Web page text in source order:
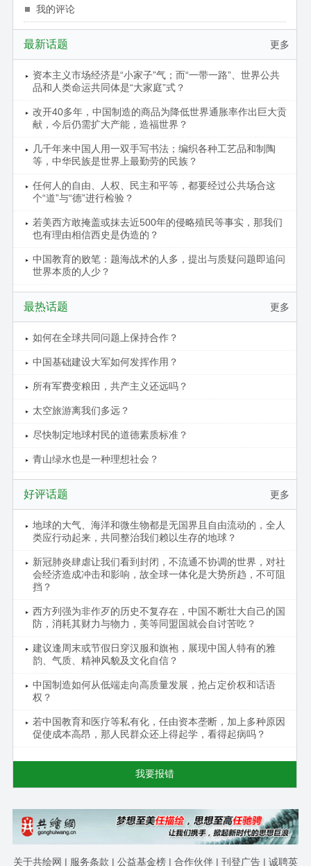
我的评论
更多
最新话题
资本主义市场经济是“小家子”气；而“一带一路”、世界公共
品和人类命运共同体是“大家庭”式？
改开40多年，中国制造的商品为降低世界通胀率作出巨大贡
献，今后仍需扩大产能，造福世界？
几千年来中国人用一双手写书法；编织各种工艺品和制陶
等，中华民族是世界上最勤劳的民族？
任何人的自由、人权、民主和平等，都要经过公共场合这
个“道”与“德”进行检验？
若美西方敢掩盖或抹去近500年的侵略殖民等事实，那我们
也有理由相信西史是伪造的？
中国教育的败笔：题海战术的人多，提出与质疑问题即追问
世界本质的人少？
更多
最热话题
如何在全球共同问题上保持合作？
中国基础建设大军如何发挥作用？
所有军费变粮田，共产主义还远吗？
太空旅游离我们多远？
尽快制定地球村民的道德素质标准？
青山绿水也是一种理想社会？
更多
好评话题
地球的大气、海洋和微生物都是无国界且自由流动的，全人
类应行动起来，共同整治我们赖以生存的地球？
新冠肺炎肆虐让我们看到封闭，不流通不协调的世界，对社
会经济造成冲击和影响，故全球一体化是大势所趋，不可阻
挡？
西方列强为非作歹的历史不复存在，中国不断壮大自己的国
防，消耗其财力与物力，美等同盟国就会自讨苦吃？
建议逢周末或节假日穿汉服和旗袍，展现中国人特有的雅
韵、气质、精神风貌及文化自信？
中国制造如何从低端走向高质量发展，抢占定价权和话语
权？
若中国教育和医疗等私有化，任由资本垄断，加上多种原因
促使成本高昂，那人民群众还上得起学，看得起病吗？
我要报错
关于共绘网 | 服务条款 | 公益基金榜 | 合作伙伴 | 刊登广告 | 诚聘英